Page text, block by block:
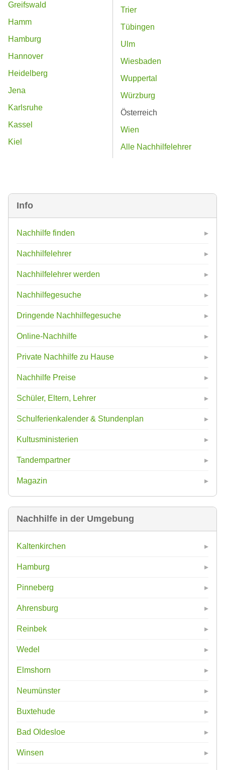
Info
Nachhilfe finden
Nachhilfelehrer
Nachhilfelehrer werden
Nachhilfegesuche
Dringende Nachhilfegesuche
Online-Nachhilfe
Private Nachhilfe zu Hause
Nachhilfe Preise
Schüler, Eltern, Lehrer
Schulferienkalender & Stundenplan
Kultusministerien
Tandempartner
Magazin
Nachhilfe in der Umgebung
Kaltenkirchen
Hamburg
Pinneberg
Ahrensburg
Reinbek
Wedel
Elmshorn
Neumünster
Buxtehude
Bad Oldesloe
Winsen
Greifswald
Hamm
Hamburg
Hannover
Heidelberg
Jena
Karlsruhe
Kassel
Kiel
Trier
Tübingen
Ulm
Wiesbaden
Wuppertal
Würzburg
Österreich
Wien
Alle Nachhilfelehrer